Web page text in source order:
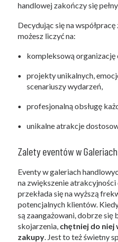
handlowej zakończy się
Decydując się na
możesz liczyć na:
kompleksową organizację
projekty unikalnych,
scenariuszy wydarzeń,
profesjonalną obsługę
unikalne atrakcje
Zalety eventów w
Eventy w galeriach
na zwiększenie atrakcyjności
przekłada się na wyższą
potencjalnych klientów.
są zaangażowani, dobrze się
skojarzenia, chętniej do niej
zakupy. Jest to też świetny